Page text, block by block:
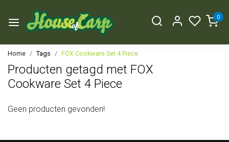
0
Home Tags FOX Cookware Set 4 Piece
Producten getagd met FOX
Cookware Set 4 Piece
Geen producten gevonden!